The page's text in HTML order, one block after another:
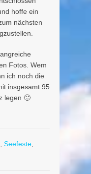
hoffe ein
nächsten
Fotos. Wem
ich noch die
insgesamt 95
legen 🙂
Seefeste